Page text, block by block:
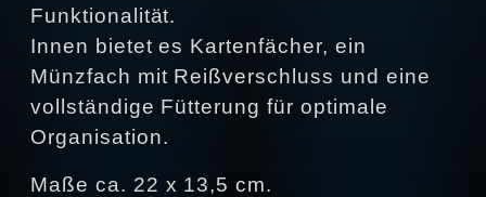
Funktionalität.
Innen bietet es Kartenfächer, ein
Münzfach mit Reißverschluss und eine
vollständige Fütterung für optimale
Organisation.
Maße ca. 22 x 13,5 cm.